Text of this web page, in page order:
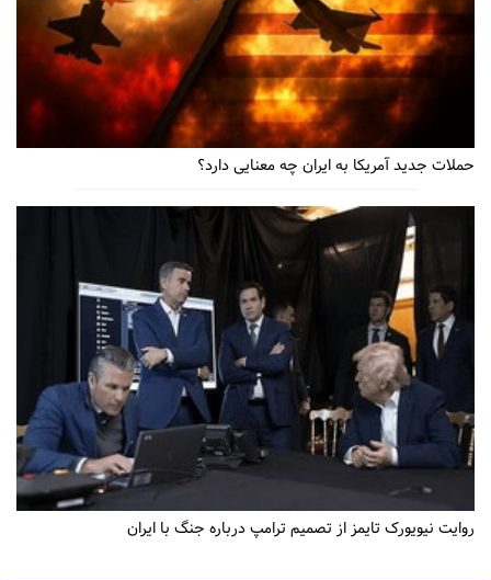
حملات جدید آمریکا به ایران چه معنایی دارد؟
روایت نیویورک تایمز از تصمیم ترامپ درباره جنگ با ایران